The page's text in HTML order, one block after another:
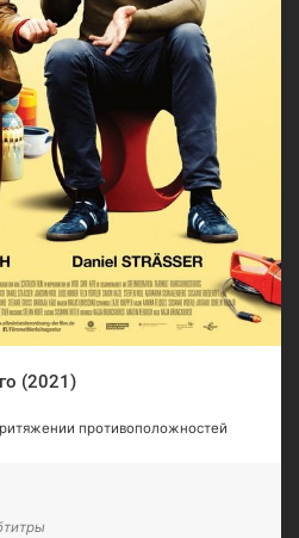
(2021)
противоположностей